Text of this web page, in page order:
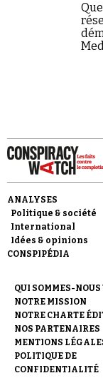
ANALYSES
Politique & société
International
Idées & opinions
CONSPIPÉDIA
QUI SOMMES-NOUS
NOTRE MISSION
NOTRE CHARTE
NOS PARTENAIRES
MENTIONS
POLITIQUE DE
CONFIDENTIALITÉ